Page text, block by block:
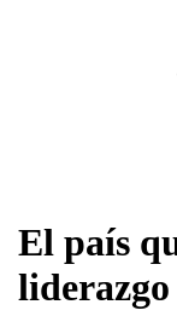
El país